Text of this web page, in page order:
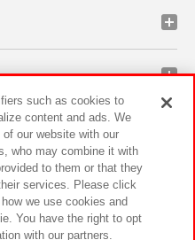
ティ サイトポリシー
such as cookies to
content and ads. We
our website with our
who may combine it with
to them or that they
services. Please click
we use cookies and
You have the right to opt
with our partners.